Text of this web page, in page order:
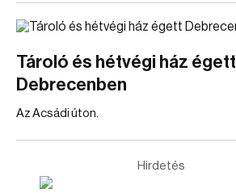
Tároló és hétvégi ház égett
Debrecenben
Az Acsádi úton.
Hirdetés